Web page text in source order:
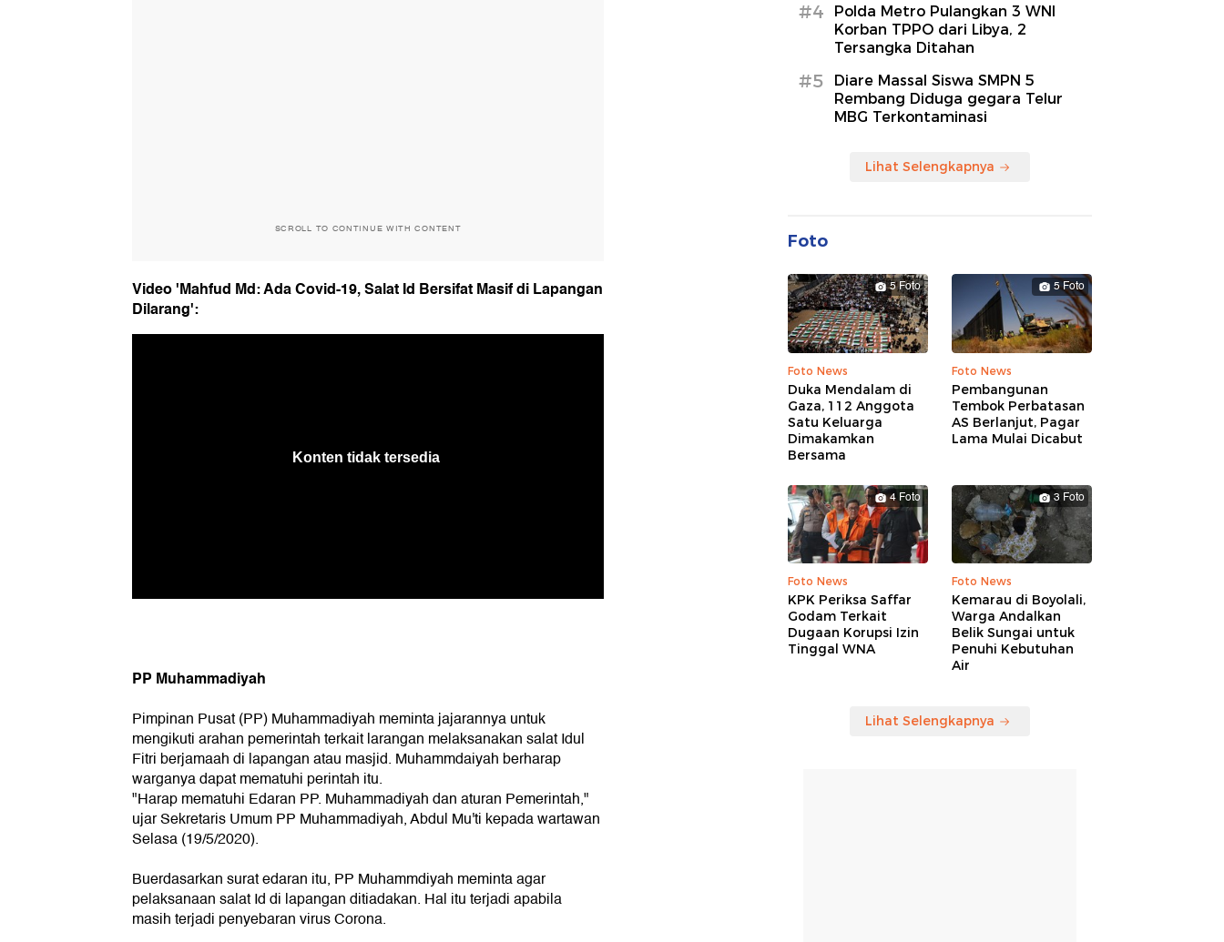
SCROLL TO CONTINUE WITH CONTENT
Video 'Mahfud Md: Ada Covid-19, Salat Id Bersifat Masif di Lapangan
Dilarang':
PP Muhammadiyah
Pimpinan Pusat (PP) Muhammadiyah meminta jajarannya untuk
mengikuti arahan pemerintah terkait larangan melaksanakan salat Idul
Fitri berjamaah di lapangan atau masjid. Muhammdaiyah berharap
warganya dapat mematuhi perintah itu.
"Harap mematuhi Edaran PP. Muhammadiyah dan aturan Pemerintah,"
ujar Sekretaris Umum PP Muhammadiyah, Abdul Mu'ti kepada wartawan
Selasa (19/5/2020).
Buerdasarkan surat edaran itu, PP Muhammdiyah meminta agar
pelaksanaan salat Id di lapangan ditiadakan. Hal itu terjadi apabila
masih terjadi penyebaran virus Corona.
#4
Polda Metro Pulangkan 3 WNI
Korban TPPO dari Libya, 2
Tersangka Ditahan
#5
Diare Massal Siswa SMPN 5
Rembang Diduga gegara Telur
MBG Terkontaminasi
Lihat Selengkapnya
Foto
5 Foto
Foto News
Duka Mendalam di
Gaza, 112 Anggota
Satu Keluarga
Dimakamkan
Bersama
5 Foto
Foto News
Pembangunan
Tembok Perbatasan
AS Berlanjut, Pagar
Lama Mulai Dicabut
4 Foto
Foto News
KPK Periksa Saffar
Godam Terkait
Dugaan Korupsi Izin
Tinggal WNA
3 Foto
Foto News
Kemarau di Boyolali,
Warga Andalkan
Belik Sungai untuk
Penuhi Kebutuhan
Air
Lihat Selengkapnya